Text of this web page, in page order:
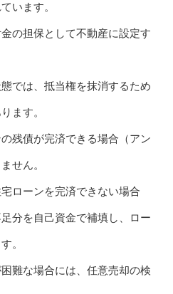
います。
の担保として不動産に設定す
では、抵当権を抹消するため
ます。
残債が完済できる場合（アン
せん。
ローンを完済できない場合
分を自己資金で補填し、ロー
。
難な場合には、任意売却の検